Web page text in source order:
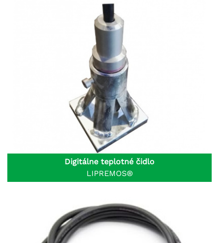
Digitálne teplotné čidlo
LIPREMOS®